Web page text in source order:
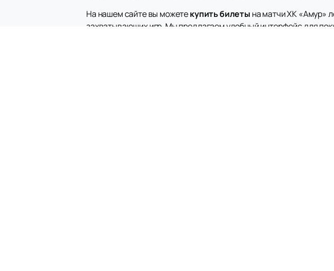
На нашем сайте вы можетекупить билеты на матчи ХК «Амур»
захватывающих игр. Мы предлагаем удобный интерфейс для